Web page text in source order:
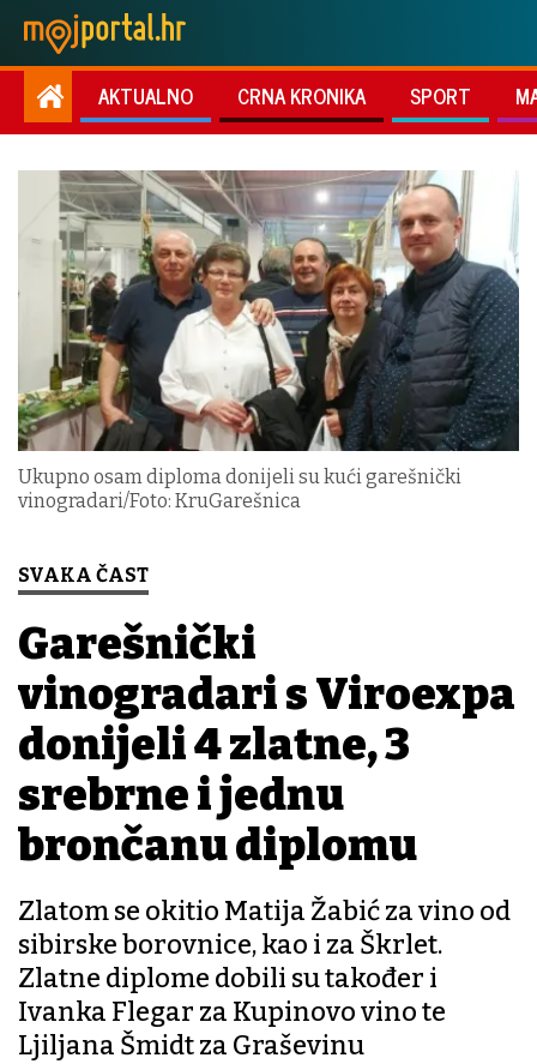
AKTUALNO CRNA KRONIKA SPORT
Ukupno osam diploma donijeli su kući garešnički
vinogradari/Foto: KruGarešnica
SVAKA ČAST
Garešnički
vinogradari s Viroexpa
donijeli 4 zlatne, 3
srebrne i jednu
brončanu diplomu
Zlatom se okitio Matija Žabić za vino od
sibirske borovnice, kao i za Škrlet.
Zlatne diplome dobili su također i
Ivanka Flegar za Kupinovo vino te
Ljiljana Šmidt za Graševinu